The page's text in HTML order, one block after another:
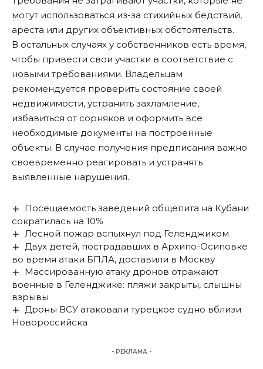
могут использоваться из-за стихийных бедствий,
ареста или других объективных обстоятельств.
В остальных случаях у собственников есть время,
чтобы привести свои участки в соответствие с
новыми требованиями. Владельцам
рекомендуется проверить состояние своей
недвижимости, устранить захламление,
избавиться от сорняков и оформить все
необходимые документы на построенные
объекты. В случае получения предписания важно
своевременно реагировать и устранять
выявленные нарушения.
Посещаемость заведений общепита на Кубани
сократилась на 10%
Лесной пожар вспыхнул под Геленджиком
Двух детей, пострадавших в Архипо-Осиповке
во время атаки БПЛА, доставили в Москву
Массированную атаку дронов отражают
военные в Геленджике: пляжи закрыты, слышны
взрывы
Дроны ВСУ атаковали турецкое судно вблизи
Новороссийска
- РЕКЛАМА -